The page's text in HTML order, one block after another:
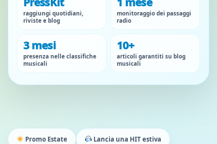
raggiungi quotidiani,
riviste e blog
monitoraggio dei passaggi
radio
3 mesi
presenza nelle classifiche
musicali
10+
articoli garantiti su blog
musicali
Promo Estate Lancia una HIT estiva